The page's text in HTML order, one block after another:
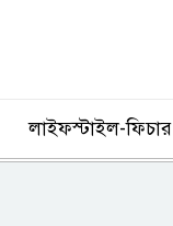
লাইফস্টাইল-ফিচার